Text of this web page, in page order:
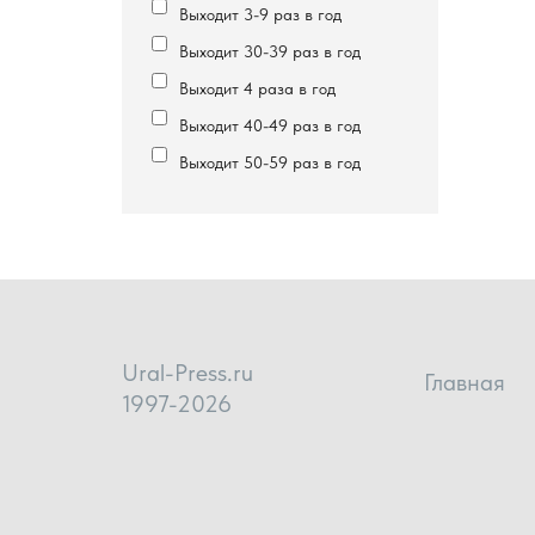
Выходит 3-9 раз в год
Выходит 30-39 раз в год
Выходит 4 раза в год
Выходит 40-49 раз в год
Выходит 50-59 раз в год
Ural-Press.ru
1997-2026
Главная